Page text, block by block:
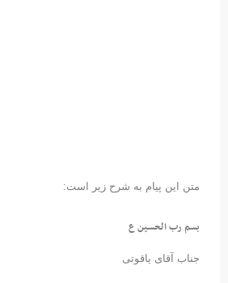
متن این پیام به شرح زیر است:
بسم رب الحسین ع
جناب آقای یاقوتی